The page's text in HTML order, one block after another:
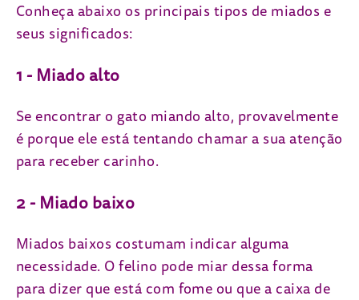
Conheça abaixo os principais tipos de miados e
seus significados:
1 - Miado alto
Se encontrar o gato miando alto, provavelmente
é porque ele está tentando chamar a sua atenção
para receber carinho.
2 - Miado baixo
Miados baixos costumam indicar alguma
necessidade. O felino pode miar dessa forma
para dizer que está com fome ou que a caixa de